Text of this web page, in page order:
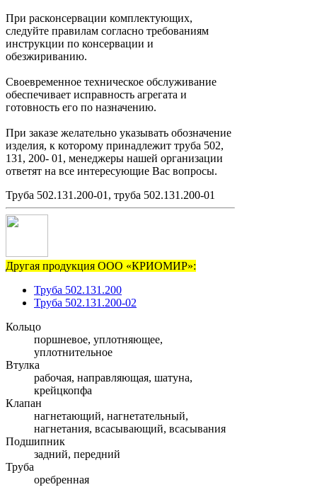
При расконсервации комплектующих,
следуйте правилам согласно требованиям
инструкции по консервации и
обезжириванию.
Своевременное техническое обслуживание
обеспечивает исправность агрегата и
готовность его по назначению.
При заказе желательно указывать обозначение
изделия, к которому принадлежит труба 502,
131, 200- 01, менеджеры нашей организации
ответят на все интересующие Вас вопросы.
Труба 502.131.200-01, труба 502.131.200-01
Другая продукция ООО «КРИОМИР»:
Труба 502.131.200
Труба 502.131.200-02
Кольцо
поршневое, уплотняющее,
уплотнительное
Втулка
рабочая, направляющая, шатуна,
крейцкопфа
Клапан
нагнетающий, нагнетательный,
нагнетания, всасывающий, всасывания
Подшипник
задний, передний
Труба
оребренная